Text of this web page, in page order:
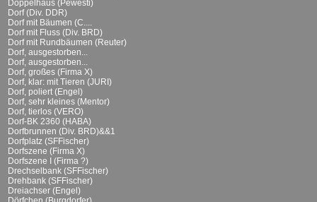
Doppelhaus (Pewesti)
Dorf (Div. DDR)
Dorf mit Bäumen (C....
Dorf mit Fluss (Div. BRD)
Dorf mit Rundbäumen (Reuter)
Dorf, ausgestorben...
Dorf, ausgestorben...
Dorf, großes (Firma X)
Dorf, klar: mit Tieren (JURI)
Dorf, poliert (Engel)
Dorf, sehr kleines (Mentor)
Dorf, tierlos (VERO)
Dorf-BK 2360 (HABA)
Dorfbrunnen (Div. BRD)&&1
Dorfplatz (SFFischer)
Dorfszene (Firma X)
Dorfszene I (Firma ?)
Drechselbank (SFFischer)
Drehbank (SFFischer)
Dreiachser (Engel)